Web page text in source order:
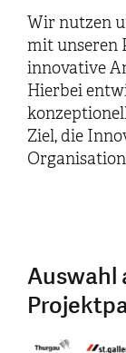
Wir nutzen
mit unseren
innovative
Hierbei
Ziel, die
Auswahl